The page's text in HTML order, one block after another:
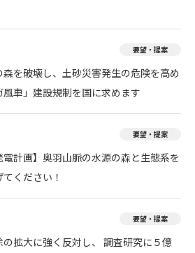
要望・提案
森を破壊し、土砂災害発生の危険を高め
車」建設規制を国に求めます
要望・提案
電計画】奥羽山脈の水源の森と生態系を
ください！
要望・提案
拡大に強く反対し、 調査研究に５億